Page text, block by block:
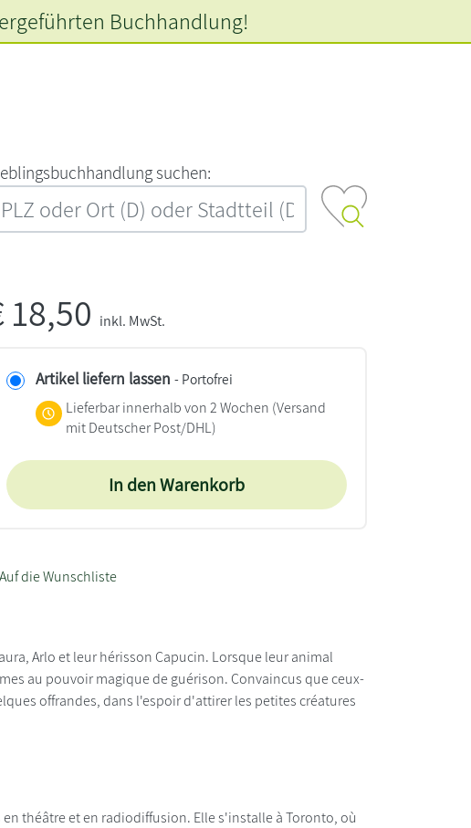
‍s‍u‍c‍h‍e‍n‍:‍
Buchhandlung!
18,50 inkl. MwSt.
Artikel liefern lassen - Portofrei
Lieferbar innerhalb von 2 Wochen (Versand
mit Deutscher Post/DHL)
In den Warenkorb
die Wunschliste
Arlo et leur hérisson Capucin. Lorsque leur animal
au pouvoir magique de guérison. Convaincus que ceux-
offrandes, dans l'espoir d'attirer les petites créatures
théâtre et en radiodiffusion. Elle s'installe à Toronto, où